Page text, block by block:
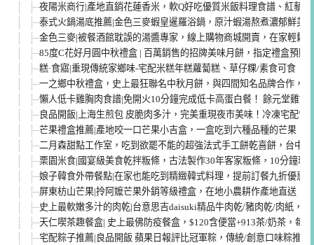
夜陽米商行|產地直銷花蓮香米，軟Q好吃優質米飯料理食譜、紅藜
泰式火鍋湯底推薦|金色三麥蝦皇暹羅浴鍋，原汁蝦湯熬煮濃郁鮮美
金色三麥|被餐酒館耽誤的湯醬專家，線上購物商城開賣，在家輕鬆
85度C花好月圓中秋禮盒 | 百萬銷售的招牌美味月餅，指定禮盒預購
糕·食寤|重現傳統家鄉味-宅配米糕年糕蘿蔔糕、草仔粿/素食可食
一之鄉中秋禮盒，史上最狂聯名中秋月餅，與四間知名品牌合作，
懶人低卡雞胸肉食譜|免開火10分鐘完成低卡高蛋白餐！ 餘元堂雞舒
良品開飯|上海生煎包 皮脆肉多汁，完美重現夜市美味！冷凍宅配懶
芒果禮盒推薦|產地咬一口芒果小吉盒，一盒吃到六種品種的芒果！
二月森甜點工作室，吃到欲罷不能的超強法式手工餅乾喜餅，台中
栗園米食|國宴級美食乾拌粄條，古法製作30年客家粄條，10分鐘現
娘子韓食外帶餐點|在家也能吃到精緻韓式料理，提前訂餐九折優惠/
屏東枋山芒果|拎阿嬤芒果外銷等級禮盒，在地小農耕作產地直送！
史上最軟嫩多汁的肉乾|台意思吉daisuki精品牛肉乾/豬肉乾/肉紙，
天仁喫茶趣餐盒| 史上最佛防疫餐盒，$120含便當+913茶/奶茶，每
宅配粽子推薦|良品開飯 蘋果日報評比冠軍粽，傳統/創意口味粽推